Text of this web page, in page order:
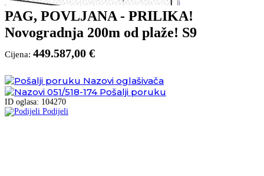
PAG, POVLJANA - PRILIKA!
Novogradnja 200m od plaže! S9
Cijena: 449.587,00 €
Nazovi oglašivača
051/518-174 Pošalji poruku
ID oglasa: 104270
Podijeli